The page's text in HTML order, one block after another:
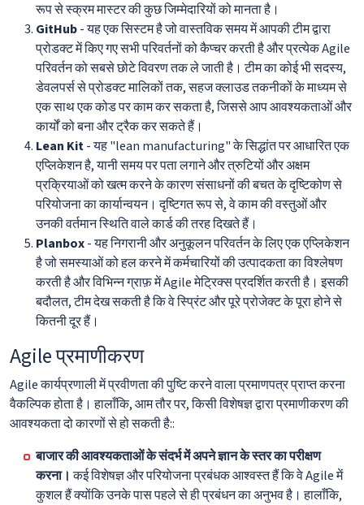
रूप से स्क्रम मास्टर की कुछ जिम्मेदारियों को मानता है।
GitHub- यह एक सिस्टम है जो वास्तविक समय में आपकी टीम द्वारा
प्रोडक्ट में किए गए सभी परिवर्तनों को कैप्चर करती है और प्रत्येक Agile
परिवर्तन को सबसे छोटे विवरण तक ले जाती है। टीम का कोई भी सदस्य,
डेवलपर्स से प्रोडक्ट मालिकों तक, सहज क्लाउड तकनीकों के माध्यम से
एक साथ एक कोड पर काम कर सकता है, जिससे आप आवश्यकताओं और
कार्यों को बना और ट्रैक कर सकते हैं।
Lean Kit- यह "lean manufacturing" के सिद्धांत पर आधारित एक
एप्लिकेशन है, यानी समय पर पता लगाने और त्रुटियों और अक्षम
प्रक्रियाओं को खत्म करने के कारण संसाधनों की बचत के दृष्टिकोण से
परियोजना का कार्यान्वयन। दृष्टिगत रूप से, वे काम की वस्तुओं और
उनकी वर्तमान स्थिति वाले कार्ड की तरह दिखते हैं।
Planbox- यह निगरानी और अनुकूलन परिवर्तन के लिए एक एप्लिकेशन
है जो समस्याओं को हल करने में कर्मचारियों की उत्पादकता का विश्लेषण
करती है और विभिन्न ग्राफ़ में Agile मेट्रिक्स प्रदर्शित करती है। इसकी
बदौलत, टीम देख सकती है कि वे स्प्रिंट और पूरे प्रोजेक्ट के पूरा होने से
कितनी दूर हैं।
Agile प्रमाणीकरण
Agile कार्यप्रणाली में प्रवीणता की पुष्टि करने वाला प्रमाणपत्र प्राप्त करना
वैकल्पिक होता है। हालाँकि, आम तौर पर, किसी विशेषज्ञ द्वारा प्रमाणीकरण की
आवश्यकता दो कारणों से हो सकती है::
बाजार की आवश्यकताओं के संदर्भ में अपने ज्ञान के स्तर का परीक्षण
करना। कई विशेषज्ञ और परियोजना प्रबंधक आश्वस्त हैं कि वे Agile में
कुशल हैं क्योंकि उनके पास पहले से ही प्रबंधन का अनुभव है। हालाँकि,